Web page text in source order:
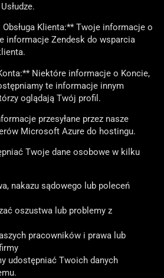
Klienta:** Twoje informacje o
informacje Zendesk do wsparcia
Niektóre informacje o Koncie,
te informacje innym
oglądają Twój profil.
przesyłane przez nasze
Microsoft Azure do hostingu.
Twoje dane osobowe w kilku
nakazu sądowego lub poleceń
oszustwa lub problemy z
pracowników i prawa lub
udostępniać Twoich danych